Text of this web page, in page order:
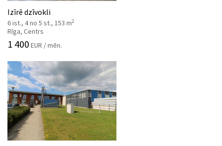
Izīrē dzīvokli
6 ist., 4 no 5 st., 153 m2
Rīga, Centrs
1 400 EUR / mēn.